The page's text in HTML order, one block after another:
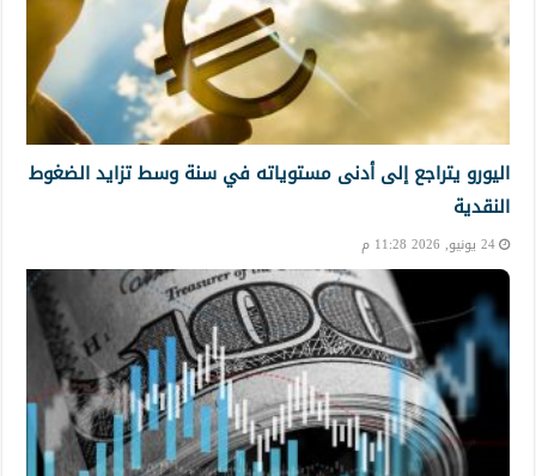
اليورو يتراجع إلى أدنى مستوياته في سنة وسط تزايد الضغوط
النقدية
24 يونيو, 2026 11:28 م